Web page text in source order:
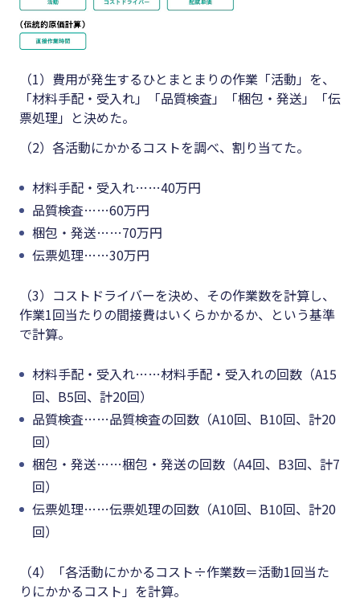
（1）費用が発生するひとまとまりの作業「活動」を、
「材料手配・受入れ」「品質検査」「梱包・発送」「伝
票処理」と決めた。
（2）各活動にかかるコストを調べ、割り当てた。
材料手配・受入れ……40万円
品質検査……60万円
梱包・発送……70万円
伝票処理……30万円
（3）コストドライバーを決め、その作業数を計算し、
作業1回当たりの間接費はいくらかかるか、という基準
で計算。
材料手配・受入れ……材料手配・受入れの回数（A15
回、B5回、計20回）
品質検査……品質検査の回数（A10回、B10回、計20
回）
梱包・発送……梱包・発送の回数（A4回、B3回、計7
回）
伝票処理……伝票処理の回数（A10回、B10回、計20
回）
（4）「各活動にかかるコスト÷作業数＝活動1回当た
りにかかるコスト」を計算。